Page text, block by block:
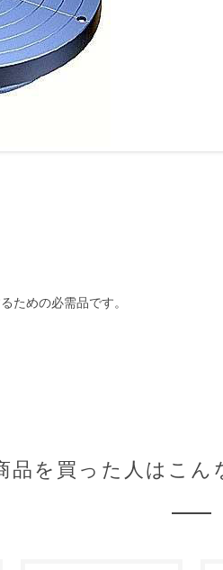
ための必需品です。
品を買った人はこん